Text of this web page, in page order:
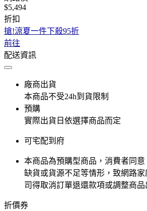
$5,494
折扣
搶!涼夏一件下殺95折
前往
配送資訊
廠商出貨
本商品不受24h到貨限制
預購
實際出貨日依選擇商品而定
可宅配到府
本商品為預購型商品，消費者同
缺貨或貨源不足等情形，​致網路
司得取消訂單退還款項或調整商品
折價券